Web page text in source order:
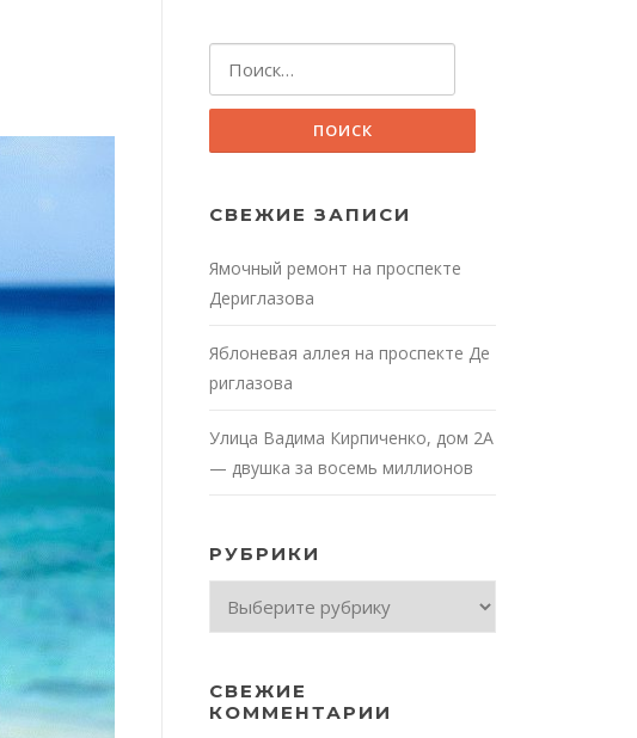
СВЕЖИЕ ЗАПИСИ
Ямочный ремонт на проспекте
Дериглазова
Яблоневая аллея на проспекте Де
риглазова
Улица Вадима Кирпиченко, дом 2А
— двушка за восемь миллионов
РУБРИКИ
СВЕЖИЕ
КОММЕНТАРИИ